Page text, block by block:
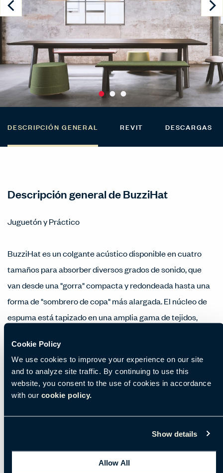
Cookie Policy
We use cookies to improve your experience on our site
and to analyze site traffic. By continuing to use this
website, you consent to the use of cookies in accordance
with our cookie policy.
Show details
Allow All
DESCRIPCIÓN GENERAL REVIT DESCARGAS
Descripción general de BuzziHat
Juguetón y Práctico
BuzziHat es un colgante acústico disponible en cuatro
tamaños para absorber diversos grados de sonido, que
van desde una "gorra" compacta y redondeada hasta una
forma de "sombrero de copa" más alargada. El núcleo de
espuma está tapizado en una amplia gama de tejidos,
ofrecen acabados contrastantes. BuzziHat está
igualmente en casa en salones, vestíbulos, cafeterías y en
cualquier espacio que sea tan accesible como trabajador.
Rendimiento acústico